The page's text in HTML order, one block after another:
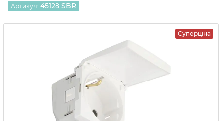
Артикул: 45128 SBR
Суперціна